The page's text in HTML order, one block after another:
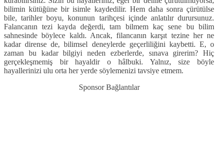
bilimin kütüğüne bir isimle kaydedilir. Hem daha sonra çürütülse
bile, tarihler boyu, konunun tarihçesi içinde anlatılır durursunuz.
Falancanın tezi kayda değerdi, tam bilmem kaç sene bu bilim
sahnesinde böylece kaldı. Ancak, filancanın karşıt tezine her ne
kadar dirense de, bilimsel deneylerde geçerliliğini kaybetti. E, o
zaman bu kadar bilgiyi neden ezberlerde, sınava girerim? Hiç
gerçekleşmemiş bir hayaldir o hâlbuki. Yalnız, size böyle
hayallerinizi ulu orta her yerde söylemenizi tavsiye etmem.
Sponsor Bağlantılar